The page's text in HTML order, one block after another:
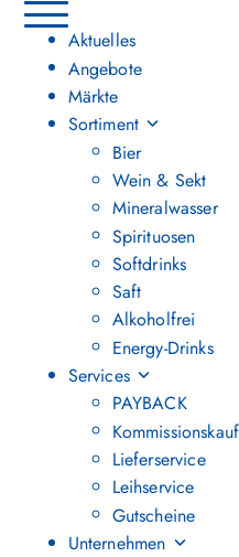
Hauptmenü umschalten
Aktuelles
Angebote
Märkte
Sortiment
Bier
Wein & Sekt
Mineralwasser
Spirituosen
Softdrinks
Saft
Alkoholfrei
Energy-Drinks
Services
PAYBACK
Kommissionskauf
Lieferservice
Leihservice
Gutscheine
Unternehmen